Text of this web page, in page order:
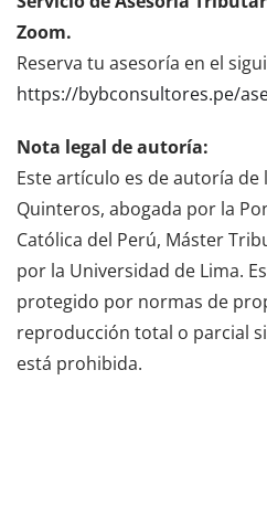
Zoom.
Reserva tu asesoría en el
https://bybconsultores.pe/
Nota legal de autoría:
Este artículo es de autoría
Quinteros, abogada por la
Católica del Perú, Máster
por la Universidad de Lima.
protegido por normas de
reproducción total o parcial
está prohibida.